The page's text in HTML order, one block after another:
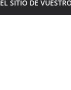
EL SITIO DE